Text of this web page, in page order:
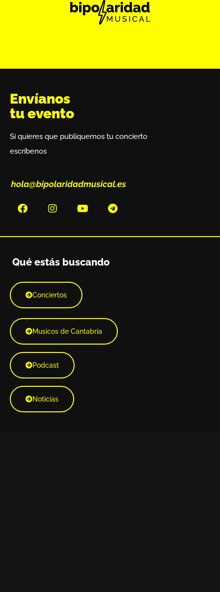
Envíanos
tu evento
Si quieres que publiquemos tu concierto
escríbenos
Qué estás buscando
Conciertos
Musicos de Cantabria
Podcast
Noticias